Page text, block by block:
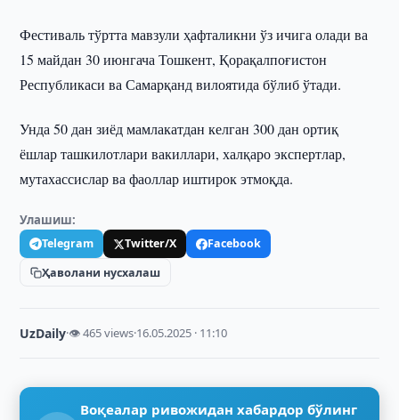
Фестиваль тўртта мавзули ҳафталикни ўз ичига олади ва
15 майдан 30 июнгача Тошкент, Қорақалпоғистон
Республикаси ва Самарқанд вилоятида бўлиб ўтади.
Унда 50 дан зиёд мамлакатдан келган 300 дан ортиқ
ёшлар ташкилотлари вакиллари, халқаро экспертлар,
мутахассислар ва фаоллар иштирок этмоқда.
Улашиш:
Telegram Twitter/X
Facebook
Ҳаволани нусхалаш
UzDaily·👁 465 views·16.05.2025 · 11:10
Воқеалар ривожидан хабардор бўлинг